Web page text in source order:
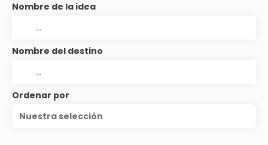
Nombre de la idea
Nombre del destino
Ordenar por
Nuestra selección